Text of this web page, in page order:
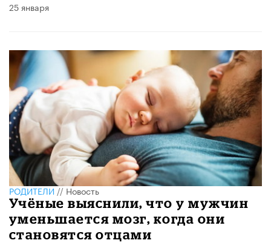
25 января
РОДИТЕЛИ//Новость
Учёные выяснили, что у мужчин
уменьшается мозг, когда они
становятся отцами